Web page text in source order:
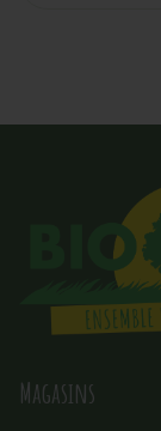
Magasins